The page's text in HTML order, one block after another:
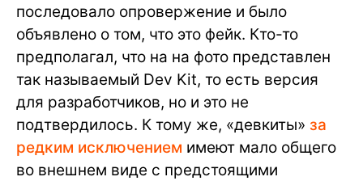
последовало опровержение и было
объявлено о том, что это фейк. Кто-то
предполагал, что на на фото представлен
так называемый Dev Kit, то есть версия
для разработчиков, но и это не
подтвердилось. К тому же, «девкиты» за
редким исключением имеют мало общего
во внешнем виде с предстоящими